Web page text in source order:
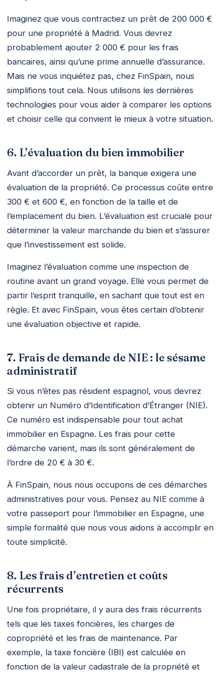
Imaginez que vous contractiez un prêt de 200 000 €
pour une propriété à Madrid. Vous devrez
probablement ajouter 2 000 € pour les frais
bancaires, ainsi qu’une prime annuelle d’assurance.
Mais ne vous inquiétez pas, chez FinSpain, nous
simplifions tout cela. Nous utilisons les dernières
technologies pour vous aider à comparer les options
et choisir celle qui convient le mieux à votre situation.
6. L’évaluation du bien immobilier
Avant d’accorder un prêt, la banque exigera une
évaluation de la propriété. Ce processus coûte entre
300 € et 600 €, en fonction de la taille et de
l’emplacement du bien. L’évaluation est cruciale pour
déterminer la valeur marchande du bien et s’assurer
que l’investissement est solide.
Imaginez l’évaluation comme une inspection de
routine avant un grand voyage. Elle vous permet de
partir l’esprit tranquille, en sachant que tout est en
règle. Et avec FinSpain, vous êtes certain d’obtenir
une évaluation objective et rapide.
7. Frais de demande de NIE : le sésame
administratif
Si vous n’êtes pas résident espagnol, vous devrez
obtenir un Numéro d’Identification d’Étranger (NIE).
Ce numéro est indispensable pour tout achat
immobilier en Espagne. Les frais pour cette
démarche varient, mais ils sont généralement de
l’ordre de 20 € à 30 €.
À FinSpain, nous nous occupons de ces démarches
administratives pour vous. Pensez au NIE comme à
votre passeport pour l’immobilier en Espagne, une
simple formalité que nous vous aidons à accomplir en
toute simplicité.
8. Les frais d’entretien et coûts
récurrents
Une fois propriétaire, il y aura des frais récurrents
tels que les taxes foncières, les charges de
copropriété et les frais de maintenance. Par
exemple, la taxe foncière (IBI) est calculée en
fonction de la valeur cadastrale de la propriété et